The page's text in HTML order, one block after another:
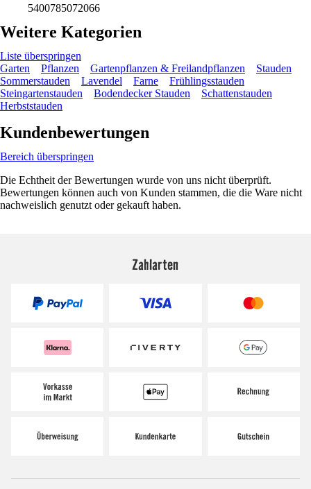
5400785072066
Weitere Kategorien
Liste überspringen
Garten
Pflanzen Gartenpflanzen & Freilandpflanzen
Stauden
Sommerstauden
Lavendel Farne
Frühlingsstauden
Steingartenstauden
Bodendecker Stauden
Schattenstauden
Herbststauden
Kundenbewertungen
Bereich überspringen
Die Echtheit der Bewertungen wurde von uns nicht überprüft.
Bewertungen können auch von Kunden stammen, die die Ware nicht
nachweislich genutzt oder gekauft haben.
Zahlarten